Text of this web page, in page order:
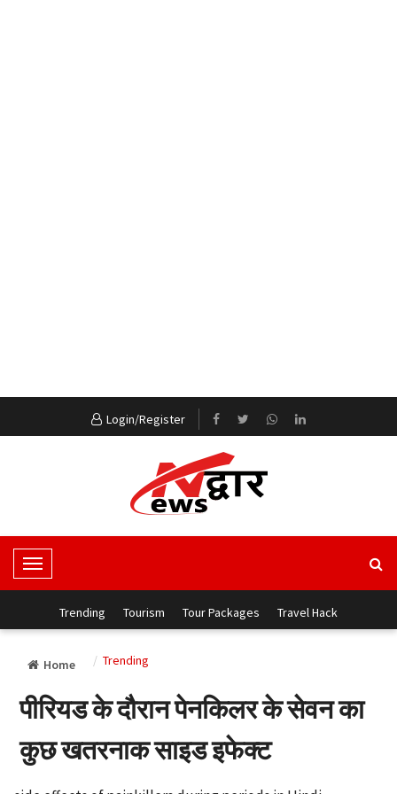
Login/Register
T
o
g
e
N
a
i
Trending Tourism Tour Packages Travel Hack
Home Trending
पीरियड के दौरान पेनकिलर के सेवन का
कुछ खतरनाक साइड इफेक्ट